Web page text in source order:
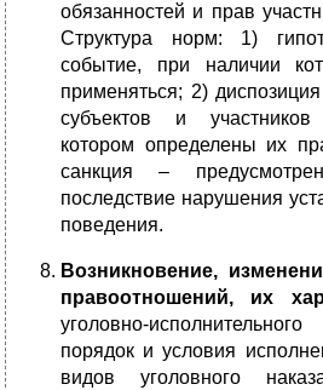
обязанностей и прав
Структура норм: 1)
событие, при наличии
применяться; 2)
субъектов и
котором определены их
санкция –
последствие нарушения
поведения.
Возникновение,
правоотношений, их
уголовно-
порядок и условия
видов уголовного